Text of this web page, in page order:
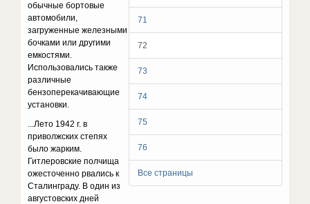
71
72
73
74
75
76
Все страницы
обычные бортовые
автомобили,
загруженные железными
бочками или другими
емкостями.
Использовались также
различные
бензоперекачивающие
установки.
...Лето 1942 г. в
приволжских степях
было жарким.
Гитлеровские полчища
ожесточенно рвались к
Сталинграду. В один из
августовских дней